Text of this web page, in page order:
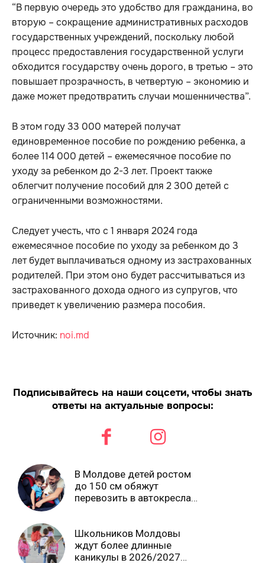
“В первую очередь это удобство для гражданина, во
вторую – сокращение административных расходов
государственных учреждений, поскольку любой
процесс предоставления государственной услуги
обходится государству очень дорого, в третью – это
повышает прозрачность, в четвертую – экономию и
даже может предотвратить случаи мошенничества”.
В этом году 33 000 матерей получат
единовременное пособие по рождению ребенка, а
более 114 000 детей – ежемесячное пособие по
уходу за ребенком до 2-3 лет. Проект также
облегчит получение пособий для 2 300 детей c
ограниченными возможностями.
Следует учесть, что с 1 января 2024 года
ежемесячное пособие по уходу за ребенком до 3
лет будет выплачиваться одному из застрахованных
родителей. При этом оно будет рассчитываться из
застрахованного дохода одного из супругов, что
приведет к увеличению размера пособия.
Источник: noi.md
Подписывайтесь на наши соцсети, чтобы знать
ответы на актуальные вопросы:
В Молдове детей ростом
до 150 см обяжут
перевозить в автокреслах
Школьников Молдовы
ждут более длинные
каникулы в 2026/2027